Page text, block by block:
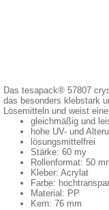
Das tesapack® 57807
das besonders klebstark
Lösemitteln und weist
gleichmäßig und
hohe UV- und
lösungsmittelfrei
Stärke: 60 my
Rollenformat: 50
Kleber: Acrylat
Farbe:
Material: PP
Kern: 76 mm